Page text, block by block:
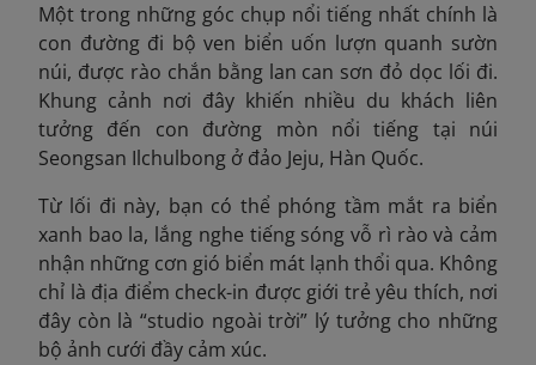
Một trong những góc chụp nổi tiếng nhất chính là
con đường đi bộ ven biển uốn lượn quanh sườn
núi, được rào chắn bằng lan can sơn đỏ dọc lối đi.
Khung cảnh nơi đây khiến nhiều du khách liên
tưởng đến con đường mòn nổi tiếng tại núi
Seongsan Ilchulbong ở đảo Jeju, Hàn Quốc.
Từ lối đi này, bạn có thể phóng tầm mắt ra biển
xanh bao la, lắng nghe tiếng sóng vỗ rì rào và cảm
nhận những cơn gió biển mát lạnh thổi qua. Không
chỉ là địa điểm check-in được giới trẻ yêu thích, nơi
đây còn là “studio ngoài trời” lý tưởng cho những
bộ ảnh cưới đầy cảm xúc.